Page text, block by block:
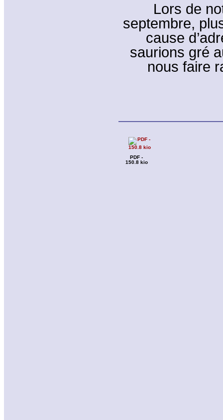
Lors de
septembre,
cause
saurions gré
nous faire
PDF -
150.8 kio